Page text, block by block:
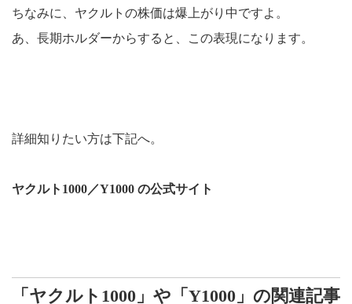
ちなみに、ヤクルトの株価は爆上がり中ですよ。
あ、長期ホルダーからすると、この表現になります。
詳細知りたい方は下記へ。
ヤクルト1000／Y1000 の公式サイト
「ヤクルト1000」や「Y1000」の関連記事